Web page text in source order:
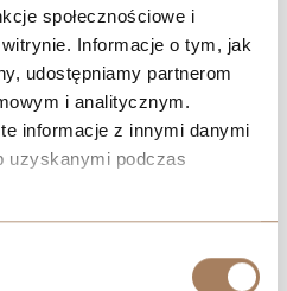
społecznościowe i
Informacje o tym, jak
udostępniamy partnerom
i analitycznym.
informacje z innymi danymi
uzyskanymi podczas
INWESTYCJI